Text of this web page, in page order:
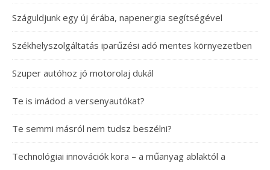
Száguldjunk egy új érába, napenergia segítségével
Székhelyszolgáltatás iparűzési adó mentes környezetben
Szuper autóhoz jó motorolaj dukál
Te is imádod a versenyautókat?
Te semmi másról nem tudsz beszélni?
Technológiai innovációk kora – a műanyag ablaktól a